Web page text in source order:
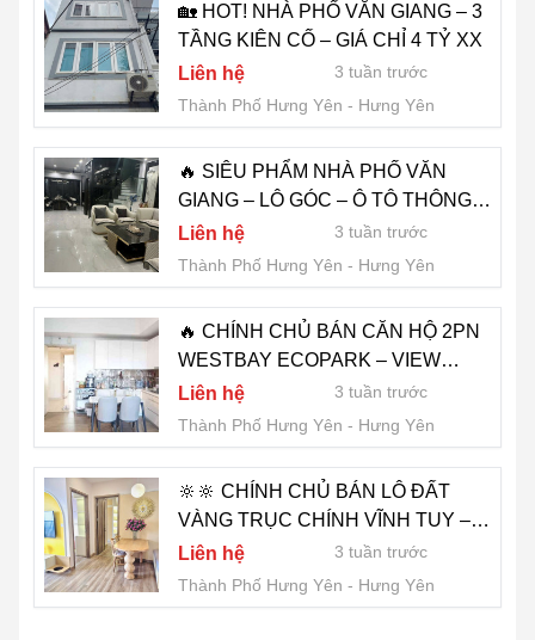
🏡 HOT! NHÀ PHỐ VĂN GIANG – 3
TẦNG KIÊN CỐ – GIÁ CHỈ 4 TỶ XX
Liên hệ
3 tuần trước
Thành Phố Hưng Yên
Hưng Yên
🔥 SIÊU PHẨM NHÀ PHỐ VĂN
GIANG – LÔ GÓC – Ô TÔ THÔNG –
KINH DOANH ĐỈNH – CHỈ 5,08 TỶ
🔥
Liên hệ
3 tuần trước
Thành Phố Hưng Yên
Hưng Yên
🔥 CHÍNH CHỦ BÁN CĂN HỘ 2PN
WESTBAY ECOPARK – VIEW
THOÁNG, FULL TIỆN ÍCH 🔥
Liên hệ
3 tuần trước
Thành Phố Hưng Yên
Hưng Yên
🔆🔆 CHÍNH CHỦ BÁN LÔ ĐẤT
VÀNG TRỤC CHÍNH VĨNH TUY –
CƠ HỘI ĐẦU TƯ HIẾM 🔆🔆
Liên hệ
3 tuần trước
Thành Phố Hưng Yên
Hưng Yên